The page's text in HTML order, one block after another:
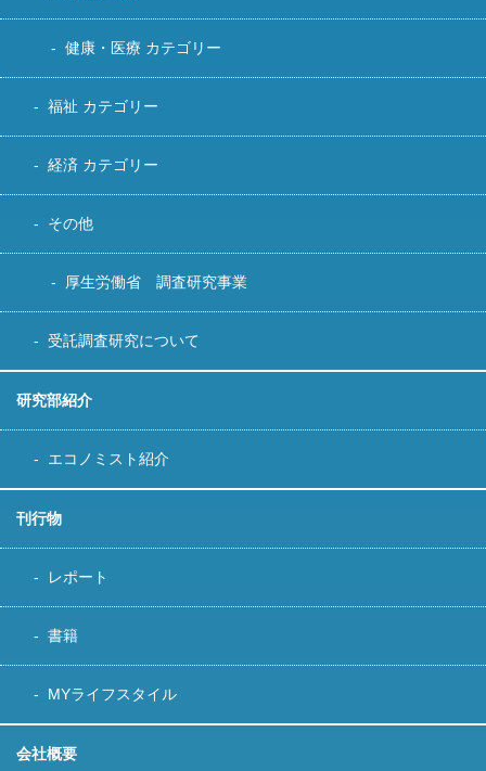
健康・医療 カテゴリー
福祉 カテゴリー
経済 カテゴリー
その他
厚生労働省 調査研究事業
受託調査研究について
研究部紹介
エコノミスト紹介
刊行物
レポート
書籍
MYライフスタイル
会社概要